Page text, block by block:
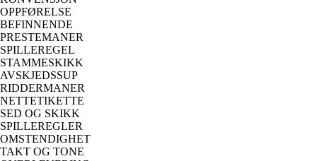
OPPFØRELSE
BEFINNENDE
PRESTEMANER
SPILLEREGEL
STAMMESKIKK
AVSKJEDSSUP
RIDDERMANER
NETTETIKETTE
SED OG SKIKK
SPILLEREGLER
OMSTENDIGHET
TAKT OG TONE